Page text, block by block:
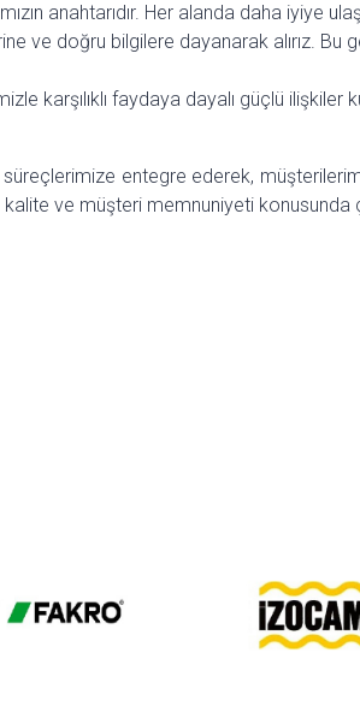
anahtarıdır. Her alanda daha iyiye
ve doğru bilgilere dayanarak alırız.
karşılıklı faydaya dayalı güçlü
entegre ederek,
ve müşteri memnuniyeti konusunda